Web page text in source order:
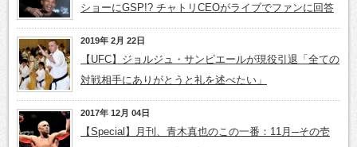
ショーにGSP!? チャトリCEOがライブでファンに回答
2019年 2月 22日
【UFC】ジョルジュ・サンピエールが現役引退「全ての
対戦相手にありがとうと礼を述べたい」
2017年 12月 04日
【Special】月刊、青木真也のこの一番：11月─その壱